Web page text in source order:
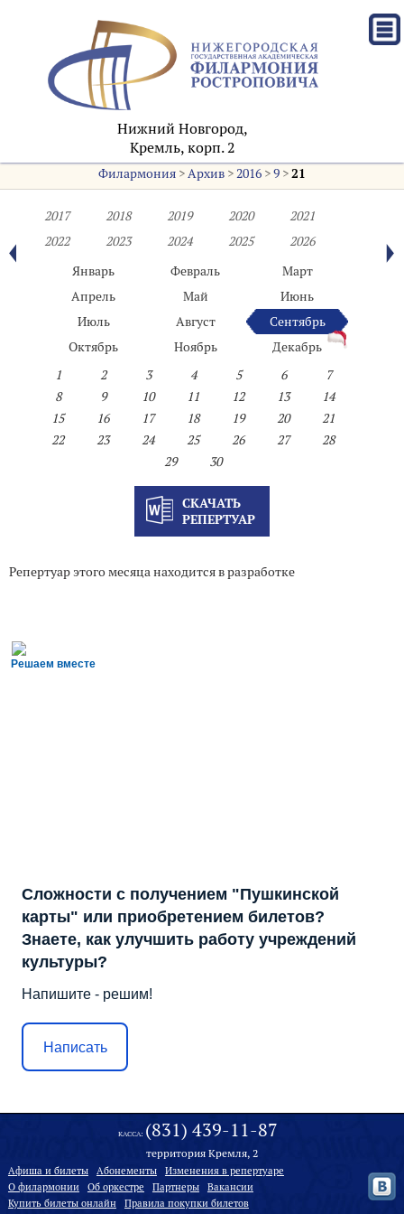
Нижний Новгород,
Кремль, корп. 2
Филармония>Архив>2016>9>21
2017 2018 2019 2020
2021
2022
2023 2024 2025
2026
Январь
Февраль
Март
Апрель
Май
Июнь
Июль
Август
Сентябрь
Октябрь
Ноябрь
Декабрь
1
2 3 4 5 6
7
8
9 10 11 12 13
14
15
16 17 18 19 20
21
22
23 24 25 26 27
28
29
30
СКАЧАТЬ
РЕПЕРТУАР
Репертуар этого месяца находится в разработке
Решаем вместе
Сложности с получением "Пушкинской
карты" или приобретением билетов?
Знаете, как улучшить работу учреждений
культуры?
Напишите - решим!
Написать
КАССА: (831) 439-11-87
территория Кремля, 2
Афиша и билеты Абонементы
Изменения в репертуаре
О филармонии
Oб оркестре Партнеры
Вакансии
Купить билеты онлайн
Правила покупки билетов